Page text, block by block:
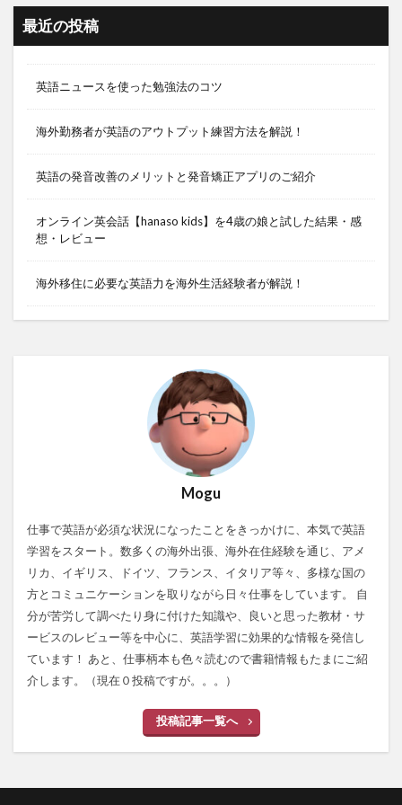
最近の投稿
英語ニュースを使った勉強法のコツ
海外勤務者が英語のアウトプット練習方法を解説！
英語の発音改善のメリットと発音矯正アプリのご紹介
オンライン英会話【hanaso kids】を4歳の娘と試した結果・感
想・レビュー
海外移住に必要な英語力を海外生活経験者が解説！
Mogu
仕事で英語が必須な状況になったことをきっかけに、本気で英語
学習をスタート。数多くの海外出張、海外在住経験を通じ、アメ
リカ、イギリス、ドイツ、フランス、イタリア等々、多様な国の
方とコミュニケーションを取りながら日々仕事をしています。 自
分が苦労して調べたり身に付けた知識や、良いと思った教材・サ
ービスのレビュー等を中心に、英語学習に効果的な情報を発信し
ています！ あと、仕事柄本も色々読むので書籍情報もたまにご紹
介します。（現在０投稿ですが。。。）
投稿記事一覧へ